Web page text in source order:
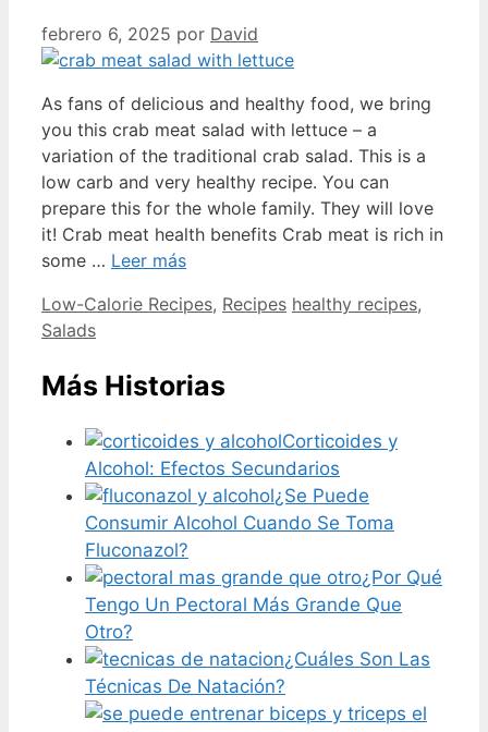
febrero 6, 2025 por David
As fans of delicious and healthy food, we bring
you this crab meat salad with lettuce – a
variation of the traditional crab salad. This is a
low carb and very healthy recipe. You can
prepare this for the whole family. They will love
it! Crab meat health benefits Crab meat is rich in
some … Leer más
Categorías
Low-Calorie Recipes, Recipes Etiquetas
healthy recipes,
Salads
Más Historias
Corticoides y
Alcohol: Efectos Secundarios
¿Se Puede
Consumir Alcohol Cuando Se Toma
Fluconazol?
¿Por Qué
Tengo Un Pectoral Más Grande Que
Otro?
¿Cuáles Son Las
Técnicas De Natación?